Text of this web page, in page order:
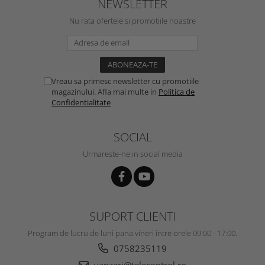
NEWSLETTER
Nu rata ofertele si promotiile noastre
Vreau sa primesc newsletter cu promotiile
magazinului. Afla mai multe in Politica de
Confidentialitate
SOCIAL
Urmareste-ne in social media
SUPORT CLIENTI
Program de lucru de luni pana vineri intre orele 09:00 - 17:00.
0758235119